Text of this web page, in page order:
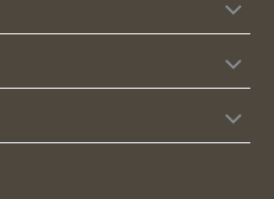
koji ne
i